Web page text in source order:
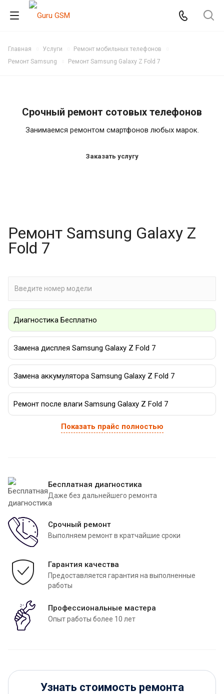
Главная Услуги
Ремонт мобильных телефонов
Ремонт Samsung
Ремонт Samsung Galaxy Z Fold 7
Срочный ремонт сотовых телефонов
Занимаемся ремонтом смартфонов любых марок.
Заказать услугу
Ремонт Samsung Galaxy Z
Fold 7
Диагностика Бесплатно
Замена дисплея Samsung Galaxy Z Fold 7
Замена аккумулятора Samsung Galaxy Z Fold 7
Ремонт после влаги Samsung Galaxy Z Fold 7
Показать прайс полностью
Бесплатная диагностика
Даже без дальнейшего ремонта
Срочный ремонт
Выполняем ремонт в кратчайшие сроки
Гарантия качества
Предоставляется гарантия на выполненные
работы
Профессиональные мастера
Опыт работы более 10 лет
Узнать стоимость ремонта